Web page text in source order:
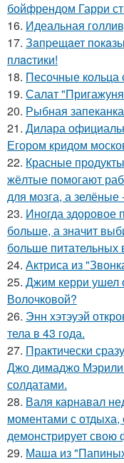
бойфрендом Гарри
16. Идеальная
17. Зaпpещaет
плacтики!
18. Песочные кольца
19. Салат
20. Рыбная
21. Дилара
Егором кридом
22. Красные
жёлтые помогают
для мозга, а зелёные
23. Иногда здоровое
больше, а значит
больше питательных
24. Актриса из
25. Джим керри ушел
Волочковой?
26. Энн хэтэуэй
тела в 43 года.
27. Практически
Джо димаджо
солдатами.
28. Валя карнавал
моментами с отдыха,
демонстрирует свою
29. Маша из